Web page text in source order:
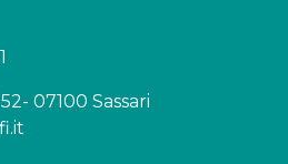
07100 Sassari